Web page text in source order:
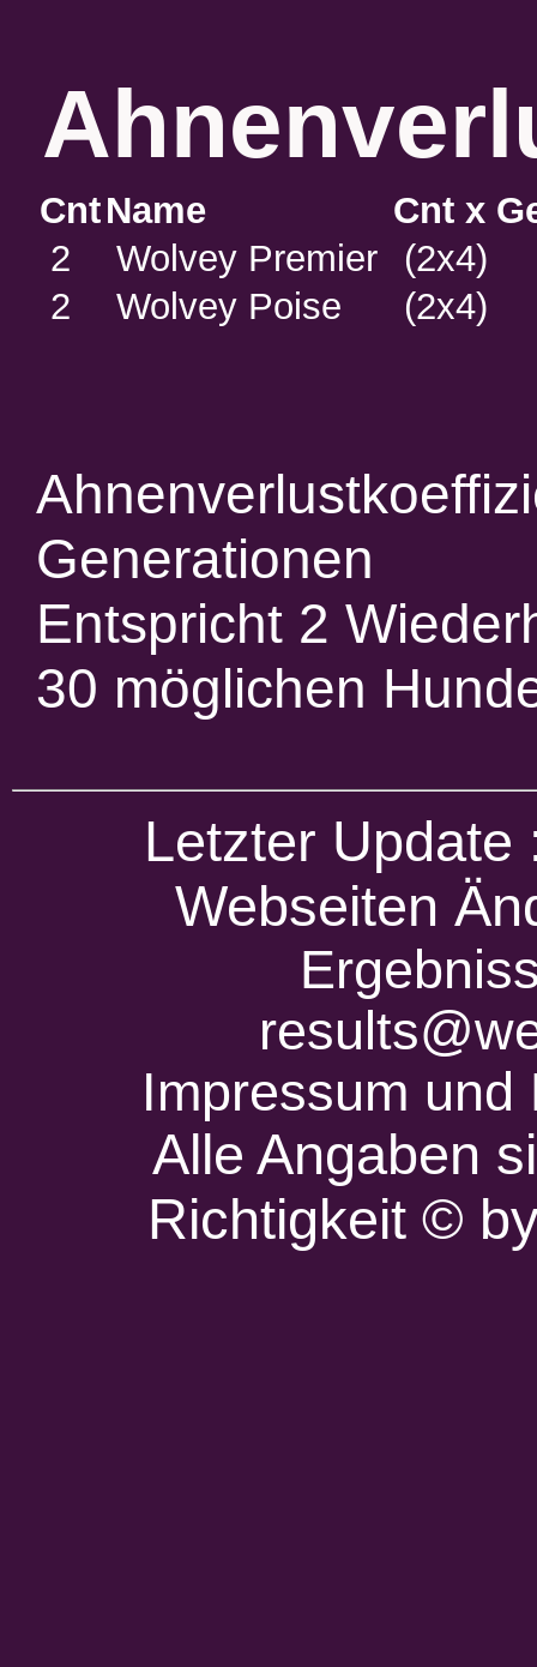
CntName
Cnt x
2
Wolvey Premier
(2x4)
2
Wolvey Poise (2x4)
Generationen
Entspricht 2
30 möglichen
Letzter
Webseiten
Impressum
Alle Angaben
Richtigkeit ©